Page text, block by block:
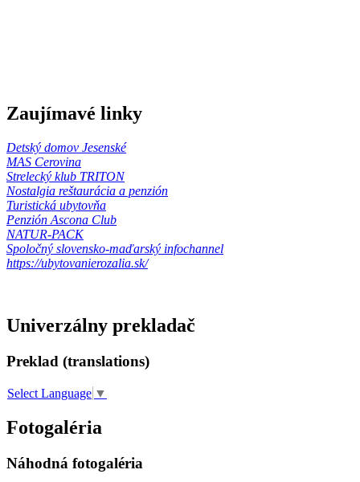
Zaujímavé linky
Detský domov Jesenské
MAS Cerovina
Strelecký klub TRITON
Nostalgia reštaurácia a penzión
Turistická ubytovňa
Penzión Ascona Club
NATUR-PACK
Spoločný slovensko-maďarský infochannel
https://ubytovanierozalia.sk/
Univerzálny prekladač
Preklad (translations)
Select Language ▼
Fotogaléria
Náhodná fotogaléria